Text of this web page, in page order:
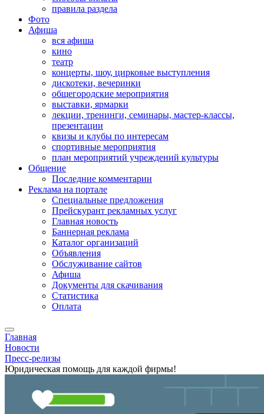
правила раздела
Фото
Афиша
вся афиша
кино
театр
концерты, шоу, цирковые выступления
дискотеки, вечеринки
общегородские мероприятия
выставки, ярмарки
лекции, тренинги, семинары, мастер-классы,
презентации
квизы и клубы по интересам
спортивные мероприятия
план мероприятий учреждений культуры
Общение
Последние комментарии
Реклама на портале
Специальные предложения
Прейскурант рекламных услуг
Главная новость
Баннерная реклама
Каталог организаций
Объявления
Обслуживание сайтов
Афиша
Документы для скачивания
Статистика
Оплата
Главная
Новости
Пресс-релизы
Юридическая помощь для каждой фирмы!